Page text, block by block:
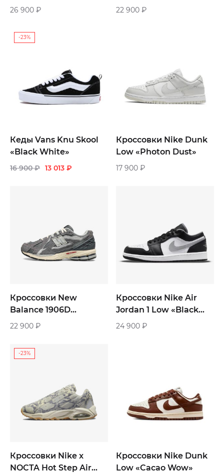
«Protection Pack Rain
26 900 ₽ Grey»
22 900 ₽
-23%
Кеды Vans Knu Skool
«Black White»
16 900₽ 13 013 ₽
Кроссовки Nike Dunk
Low «Photon Dust»
17 900 ₽
Кроссовки New
Balance 1906D
«Protection Pack
22 900 ₽
Кроссовки Nike Air
Jordan 1 Low «Black
White Grey» мужские
24 900 ₽
-23%
Кроссовки Nike x
NOCTA Hot Step Air
Кроссовки Nike Dunk
Low «Cacao Wow»